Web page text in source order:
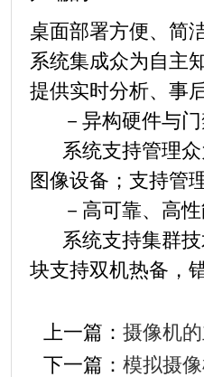
桌面部署方便、简
系统集成众为自主
提供实时分析、事
－异构硬件与门
系统支持管理众
图像设备；支持管
－高可靠、高性
系统支持集群技
块支持双机热备，
上一篇： 摄像机
下一篇： 模拟摄